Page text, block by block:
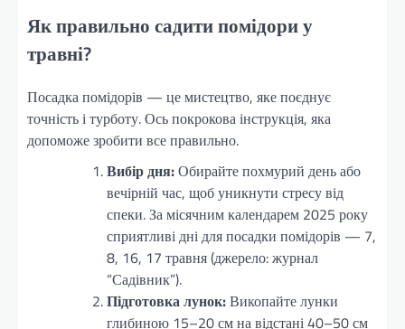
Як правильно садити помідори у
травні?
Посадка помідорів — це мистецтво, яке поєднує
точність і турботу. Ось покрокова інструкція, яка
допоможе зробити все правильно.
Вибір дня:Обирайте похмурий день або
вечірній час, щоб уникнути стресу від
спеки. За місячним календарем 2025 року
сприятливі дні для посадки помідорів — 7,
8, 16, 17 травня (джерело: журнал
“Садівник”).
Підготовка лунок:Викопайте лунки
глибиною 15–20 см на відстані 40–50 см